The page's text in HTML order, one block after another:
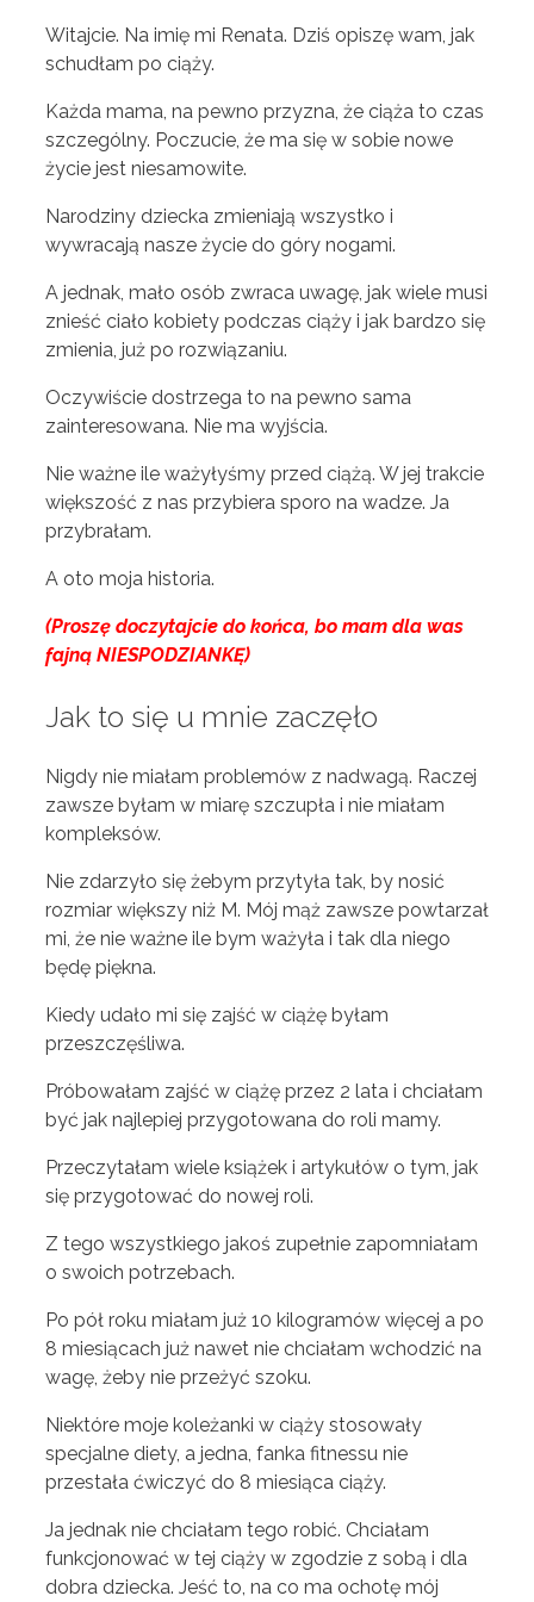
Witajcie. Na imię mi Renata. Dziś opiszę wam, jak
schudłam po ciąży.
Każda mama, na pewno przyzna, że ciąża to czas
szczególny. Poczucie, że ma się w sobie nowe
życie jest niesamowite.
Narodziny dziecka zmieniają wszystko i
wywracają nasze życie do góry nogami.
A jednak, mało osób zwraca uwagę, jak wiele musi
znieść ciało kobiety podczas ciąży i jak bardzo się
zmienia, już po rozwiązaniu.
Oczywiście dostrzega to na pewno sama
zainteresowana. Nie ma wyjścia.
Nie ważne ile ważyłyśmy przed ciążą. W jej trakcie
większość z nas przybiera sporo na wadze. Ja
przybrałam.
A oto moja historia.
(Proszę doczytajcie do końca, bo mam dla was
fajną NIESPODZIANKĘ)
Jak to się u mnie zaczęło
Nigdy nie miałam problemów z nadwagą. Raczej
zawsze byłam w miarę szczupła i nie miałam
kompleksów.
Nie zdarzyło się żebym przytyła tak, by nosić
rozmiar większy niż M. Mój mąż zawsze powtarzał
mi, że nie ważne ile bym ważyła i tak dla niego
będę piękna.
Kiedy udało mi się zajść w ciążę byłam
przeszczęśliwa.
Próbowałam zajść w ciążę przez 2 lata i chciałam
być jak najlepiej przygotowana do roli mamy.
Przeczytałam wiele książek i artykułów o tym, jak
się przygotować do nowej roli.
Z tego wszystkiego jakoś zupełnie zapomniałam
o swoich potrzebach.
Po pół roku miałam już 10 kilogramów więcej a po
8 miesiącach już nawet nie chciałam wchodzić na
wagę, żeby nie przeżyć szoku.
Niektóre moje koleżanki w ciąży stosowały
specjalne diety, a jedna, fanka fitnessu nie
przestała ćwiczyć do 8 miesiąca ciąży.
Ja jednak nie chciałam tego robić. Chciałam
funkcjonować w tej ciąży w zgodzie z sobą i dla
dobra dziecka. Jeść to, na co ma ochotę mój